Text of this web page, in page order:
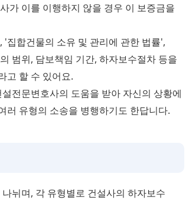
가 이를 이행하지 않을 경우 이 보증금을
집합건물의 소유 및 관리에 관한 법률',
범위, 담보책임 기간, 하자보수절차 등을
고 할 수 있어요.
전문변호사의 도움을 받아 자신의 상황에
러 유형의 소송을 병행하기도 한답니다.
뉘며, 각 유형별로 건설사의 하자보수